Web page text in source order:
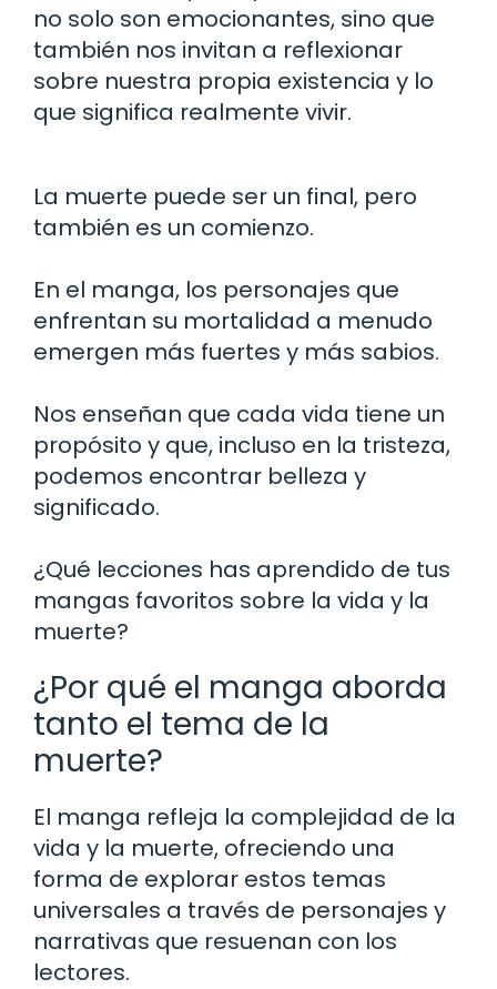
no solo son emocionantes, sino que
también nos invitan a reflexionar
sobre nuestra propia existencia y lo
que significa realmente vivir.
La muerte puede ser un final, pero
también es un comienzo.
En el manga, los personajes que
enfrentan su mortalidad a menudo
emergen más fuertes y más sabios.
Nos enseñan que cada vida tiene un
propósito y que, incluso en la tristeza,
podemos encontrar belleza y
significado.
¿Qué lecciones has aprendido de tus
mangas favoritos sobre la vida y la
muerte?
¿Por qué el manga aborda
tanto el tema de la
muerte?
El manga refleja la complejidad de la
vida y la muerte, ofreciendo una
forma de explorar estos temas
universales a través de personajes y
narrativas que resuenan con los
lectores.